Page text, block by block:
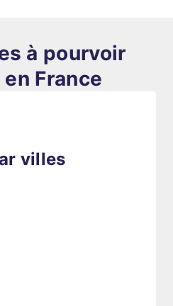
à pourvoir
France
villes